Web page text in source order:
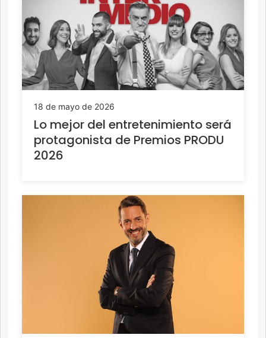
18 de mayo de 2026
Lo mejor del entretenimiento será
protagonista de Premios PRODU
2026